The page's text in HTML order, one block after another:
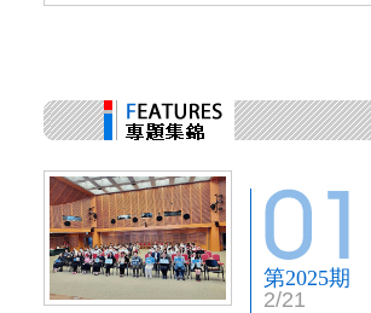
第2025期
2/21